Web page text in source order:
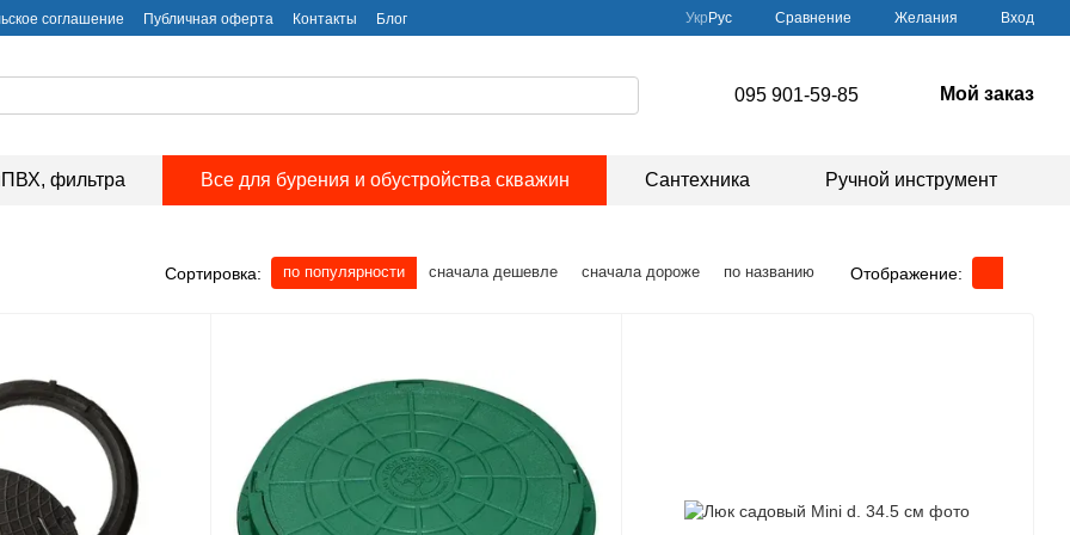
соглашение Публичная оферта Контакты Блог Укр Рус Сравнение Желания Вход
095 901-59-85 Мой заказ
фильтра Все для бурения и обустройства скважин Сантехника Ручной инструмент
Сортировка: по популярности сначала дешевле сначала дороже по названию Отображение: